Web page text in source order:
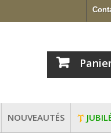
NOUVEAUTÉS